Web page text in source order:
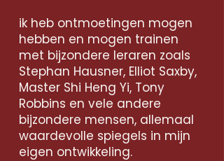
ik heb ontmoetingen mogen
hebben en mogen trainen
met bijzondere leraren zoals
Stephan Hausner, Elliot Saxby,
Master Shi Heng Yi, Tony
Robbins en vele andere
bijzondere mensen, allemaal
waardevolle spiegels in mijn
eigen ontwikkeling.​